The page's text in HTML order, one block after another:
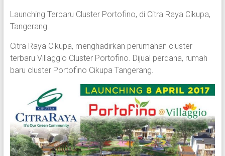
Launching Terbaru Cluster Portofino, di Citra Raya Cikupa,
Tangerang.
Citra Raya Cikupa, menghadirkan perumahan cluster
terbaru Villaggio Cluster Portofino. Dijual perdana, rumah
baru cluster Portofino Cikupa Tangerang.